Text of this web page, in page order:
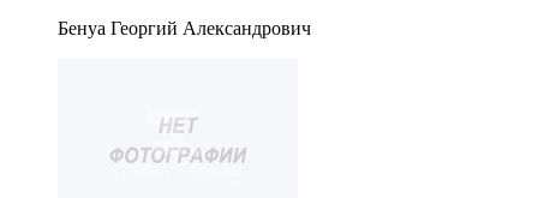
Бенуа Георгий Александрович